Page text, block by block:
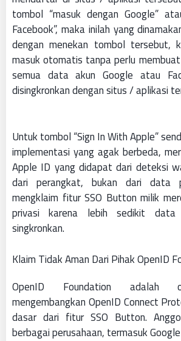
tombol “masuk dengan Google”
Facebook”, maka inilah yang
dengan menekan tombol tersebut,
masuk otomatis tanpa perlu
semua data akun Google atau
disingkronkan dengan situs / aplikasi
Untuk tombol “Sign In With Apple”
implementasi yang agak berbeda,
Apple ID yang didapat dari deteksi
dari perangkat, bukan dari data
mengklaim fitur SSO Button milik
privasi karena lebih sedikit
singkronkan.
Klaim Tidak Aman Dari Pihak OpenID
OpenID Foundation adalah
mengembangkan OpenID Connect
dasar dari fitur SSO Button.
berbagai perusahaan, termasuk